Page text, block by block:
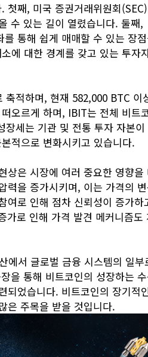
째, 미국 증권거래위원회
수 있는 길이 열렸습니다. 둘째,
통해 쉽게 매매할 수 있는 장
에 대한 경계를 갖고 있는 투자
적하며, 현재 582,000 BTC 이
오르게 하며, IBIT는 전체 비트
세는 기관 및 전통 투자 자본이
적으로 변화시키고 있습니다.
상은 시장에 여러 중요한 영향을
력을 증가시키며, 이는 가격의
여로 인해 점차 신뢰성이 증가하
로 인해 가격 발견 메커니즘도
에서 글로벌 금융 시스템의 일부
을 통해 비트코인의 성장하는
되었습니다. 비트코인의 장기적
은 주목을 받을 것입니다.